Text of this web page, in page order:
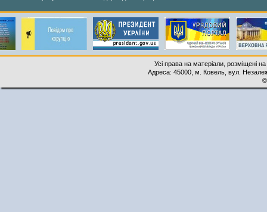
Усі права на матеріали, розміщені
Адреса: 45000, м. Ковель, вул.